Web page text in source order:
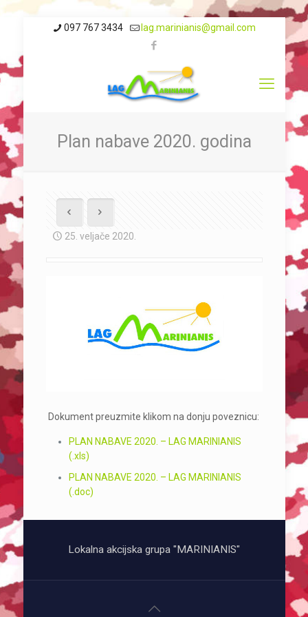
097 767 3434 lag.marinianis@gmail.com
Plan nabave 2020. godina
25. veljače 2020.
Dokument preuzmite klikom na donju poveznicu:
PLAN NABAVE 2020. – LAG MARINIANIS
(.xls)
PLAN NABAVE 2020. – LAG MARINIANIS
(.doc)
Lokalna akcijska grupa "MARINIANIS"